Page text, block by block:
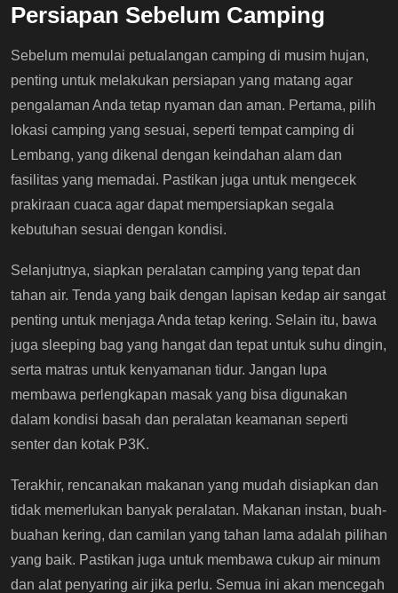
Persiapan Sebelum Camping
Sebelum memulai petualangan camping di musim hujan,
penting untuk melakukan persiapan yang matang agar
pengalaman Anda tetap nyaman dan aman. Pertama, pilih
lokasi camping yang sesuai, seperti tempat camping di
Lembang, yang dikenal dengan keindahan alam dan
fasilitas yang memadai. Pastikan juga untuk mengecek
prakiraan cuaca agar dapat mempersiapkan segala
kebutuhan sesuai dengan kondisi.
Selanjutnya, siapkan peralatan camping yang tepat dan
tahan air. Tenda yang baik dengan lapisan kedap air sangat
penting untuk menjaga Anda tetap kering. Selain itu, bawa
juga sleeping bag yang hangat dan tepat untuk suhu dingin,
serta matras untuk kenyamanan tidur. Jangan lupa
membawa perlengkapan masak yang bisa digunakan
dalam kondisi basah dan peralatan keamanan seperti
senter dan kotak P3K.
Terakhir, rencanakan makanan yang mudah disiapkan dan
tidak memerlukan banyak peralatan. Makanan instan, buah-
buahan kering, dan camilan yang tahan lama adalah pilihan
yang baik. Pastikan juga untuk membawa cukup air minum
dan alat penyaring air jika perlu. Semua ini akan mencegah